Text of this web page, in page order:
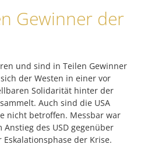
Gewinner der
und sind in Teilen Gewinner
der Westen in einer vor
Solidarität hinter der
Auch sind die USA
nicht betroffen. Messbar war
des USD gegenüber
der Krise.